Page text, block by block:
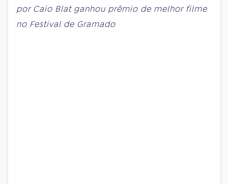
por Caio Blat ganhou prêmio de melhor filme
no Festival de Gramado